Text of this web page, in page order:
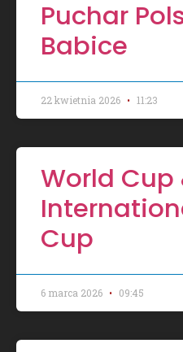
Puchar
Babice
22 kwietnia 2026 11:23
World Cup
Cup
6 marca 2026 09:45